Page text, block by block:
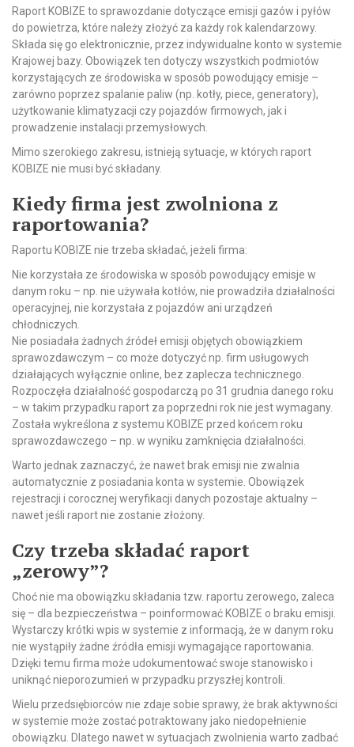
Raport KOBIZE to sprawozdanie dotyczące emisji gazów i pyłów
do powietrza, które należy złożyć za każdy rok kalendarzowy.
Składa się go elektronicznie, przez indywidualne konto w systemie
Krajowej bazy. Obowiązek ten dotyczy wszystkich podmiotów
korzystających ze środowiska w sposób powodujący emisje –
zarówno poprzez spalanie paliw (np. kotły, piece, generatory),
użytkowanie klimatyzacji czy pojazdów firmowych, jak i
prowadzenie instalacji przemysłowych.
Mimo szerokiego zakresu, istnieją sytuacje, w których raport
KOBIZE nie musi być składany.
Kiedy firma jest zwolniona z
raportowania?
Raportu KOBIZE nie trzeba składać, jeżeli firma:
Nie korzystała ze środowiska w sposób powodujący emisje w
danym roku – np. nie używała kotłów, nie prowadziła działalności
operacyjnej, nie korzystała z pojazdów ani urządzeń
chłodniczych.
Nie posiadała żadnych źródeł emisji objętych obowiązkiem
sprawozdawczym – co może dotyczyć np. firm usługowych
działających wyłącznie online, bez zaplecza technicznego.
Rozpoczęła działalność gospodarczą po 31 grudnia danego roku
– w takim przypadku raport za poprzedni rok nie jest wymagany.
Została wykreślona z systemu KOBIZE przed końcem roku
sprawozdawczego – np. w wyniku zamknięcia działalności.
Warto jednak zaznaczyć, że nawet brak emisji nie zwalnia
automatycznie z posiadania konta w systemie. Obowiązek
rejestracji i corocznej weryfikacji danych pozostaje aktualny –
nawet jeśli raport nie zostanie złożony.
Czy trzeba składać raport
„zerowy”?
Choć nie ma obowiązku składania tzw. raportu zerowego, zaleca
się – dla bezpieczeństwa – poinformować KOBIZE o braku emisji.
Wystarczy krótki wpis w systemie z informacją, że w danym roku
nie wystąpiły żadne źródła emisji wymagające raportowania.
Dzięki temu firma może udokumentować swoje stanowisko i
uniknąć nieporozumień w przypadku przyszłej kontroli.
Wielu przedsiębiorców nie zdaje sobie sprawy, że brak aktywności
w systemie może zostać potraktowany jako niedopełnienie
obowiązku. Dlatego nawet w sytuacjach zwolnienia warto zadbać